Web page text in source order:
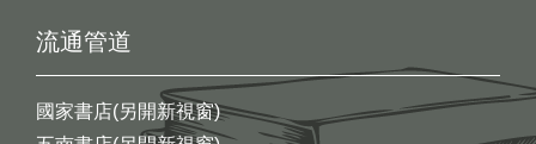
流通管道
國家書店(另開新視窗)